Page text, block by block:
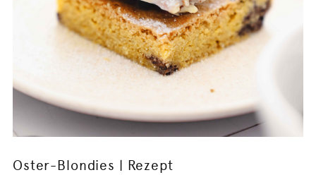
Oster-Blondies | Rezept